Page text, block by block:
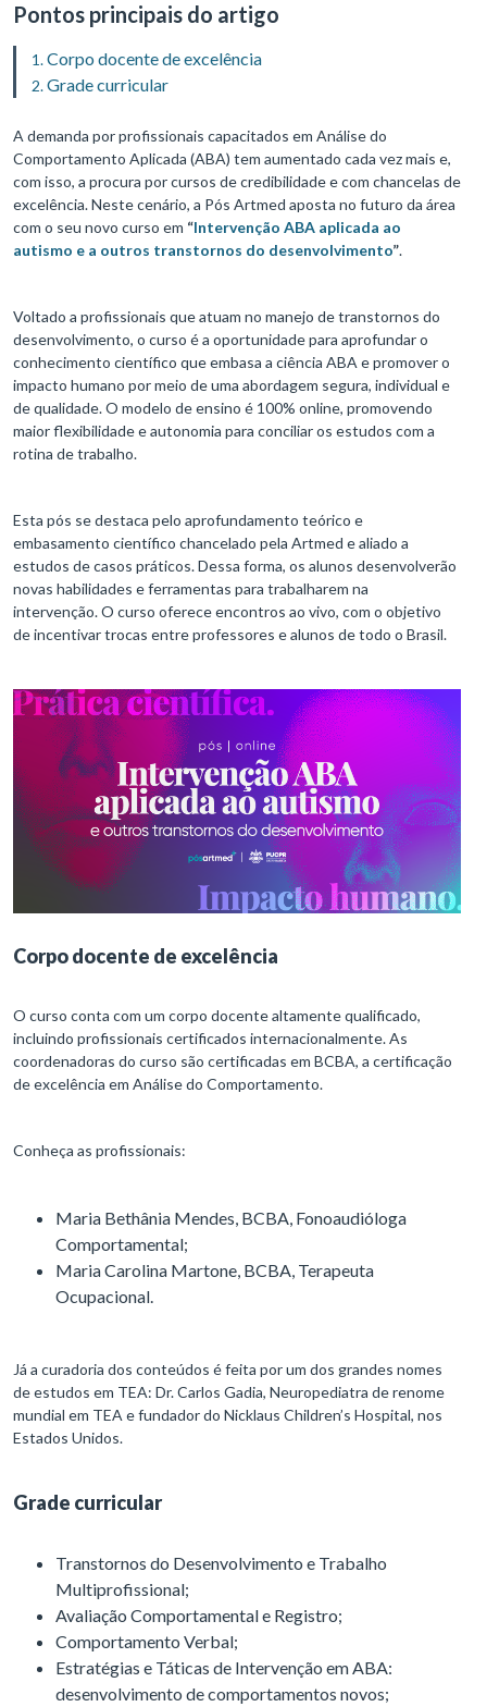
Pontos principais do artigo
Corpo docente de excelência
Grade curricular
A demanda por profissionais capacitados em Análise do
Comportamento Aplicada (ABA) tem aumentado cada vez mais e,
com isso, a procura por cursos de credibilidade e com chancelas de
excelência. Neste cenário, a Pós Artmed aposta no futuro da área
com o seu novo curso em “Intervenção ABA aplicada ao
autismo e a outros transtornos do desenvolvimento”.
Voltado a profissionais que atuam no manejo de transtornos do
desenvolvimento, o curso é a oportunidade para aprofundar o
conhecimento científico que embasa a ciência ABA e promover o
impacto humano por meio de uma abordagem segura, individual e
de qualidade. O modelo de ensino é 100% online, promovendo
maior flexibilidade e autonomia para conciliar os estudos com a
rotina de trabalho.
Esta pós se destaca pelo aprofundamento teórico e
embasamento científico chancelado pela Artmed e aliado a
estudos de casos práticos. Dessa forma, os alunos desenvolverão
novas habilidades e ferramentas para trabalharem na
intervenção. O curso oferece encontros ao vivo, com o objetivo
de incentivar trocas entre professores e alunos de todo o Brasil.
Corpo docente de excelência
O curso conta com um corpo docente altamente qualificado,
incluindo profissionais certificados internacionalmente. As
coordenadoras do curso são certificadas em BCBA, a certificação
de excelência em Análise do Comportamento.
Conheça as profissionais:
Maria Bethânia Mendes, BCBA, Fonoaudióloga
Comportamental;
Maria Carolina Martone, BCBA, Terapeuta
Ocupacional.
Já a curadoria dos conteúdos é feita por um dos grandes nomes
de estudos em TEA: Dr. Carlos Gadia, Neuropediatra de renome
mundial em TEA e fundador do Nicklaus Children’s Hospital, nos
Estados Unidos.
Grade curricular
Transtornos do Desenvolvimento e Trabalho
Multiprofissional;
Avaliação Comportamental e Registro;
Comportamento Verbal;
Estratégias e Táticas de Intervenção em ABA:
desenvolvimento de comportamentos novos;